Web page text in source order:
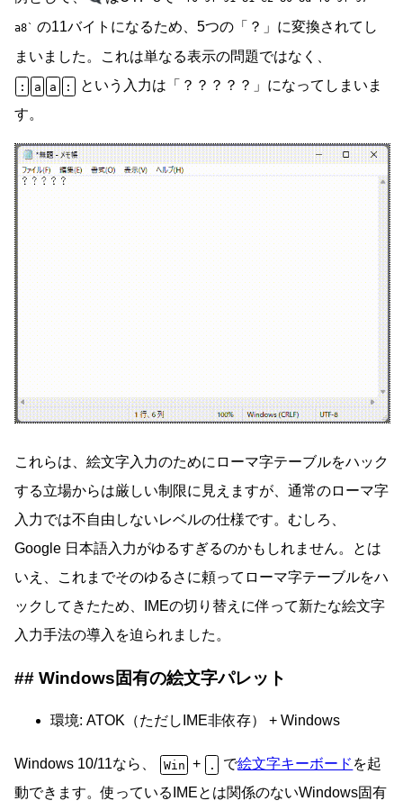
a8
の11バイトになるため、5つの「？」に変換されてし
まいました。これは単なる表示の問題ではなく、
: a a :
という入力は「？？？？？」になってしまいま
す。
これらは、絵文字入力のためにローマ字テーブルをハック
する立場からは厳しい制限に見えますが、通常のローマ字
入力では不自由しないレベルの仕様です。むしろ、
Google 日本語入力がゆるすぎるのかもしれません。とは
いえ、これまでそのゆるさに頼ってローマ字テーブルをハ
ックしてきたため、IMEの切り替えに伴って新たな絵文字
入力手法の導入を迫られました。
Windows固有の絵文字パレット
環境: ATOK（ただしIME非依存） + Windows
Windows 10/11なら、 Win + . で絵文字キーボード を起
動できます。使っているIMEとは関係のないWindows固有